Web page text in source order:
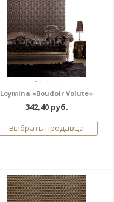
Loymina «Boudoir Volute»
342,40 руб.
Выбрать продавца